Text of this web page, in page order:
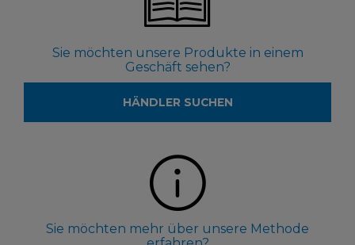
Sie möchten unsere Produkte in einem
Geschäft sehen?
HÄNDLER SUCHEN
Sie möchten mehr über unsere Methode